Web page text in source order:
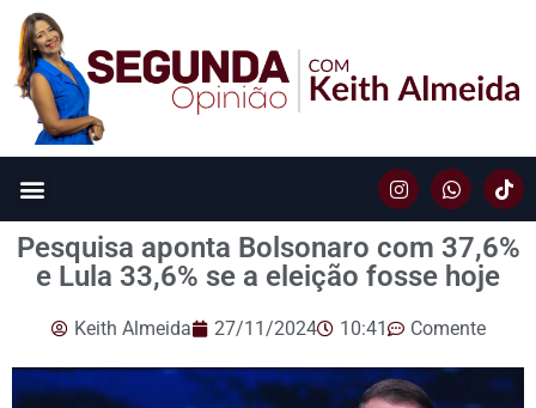
Pesquisa aponta Bolsonaro com 37,6%
e Lula 33,6% se a eleição fosse hoje
Keith Almeida 27/11/2024 10:41 Comente